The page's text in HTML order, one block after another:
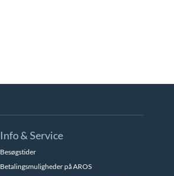
Info & Service
Besøgstider
Betalingsmuligheder på AROS